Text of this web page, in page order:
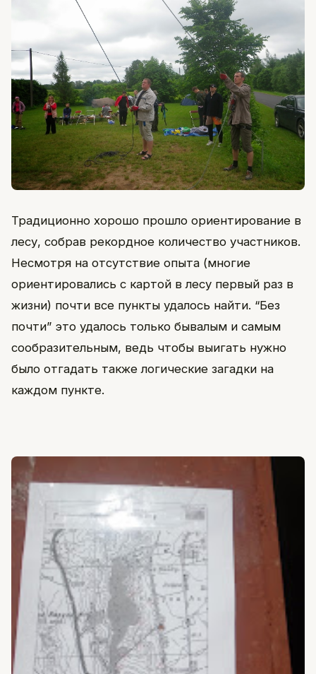
Традиционно хорошо прошло ориентирование в
лесу, собрав рекордное количество участников.
Несмотря на отсутствие опыта (многие
ориентировались с картой в лесу первый раз в
жизни) почти все пункты удалось найти. “Без
почти” это удалось только бывалым и самым
сообразительным, ведь чтобы выигать нужно
было отгадать также логические загадки на
каждом пункте.